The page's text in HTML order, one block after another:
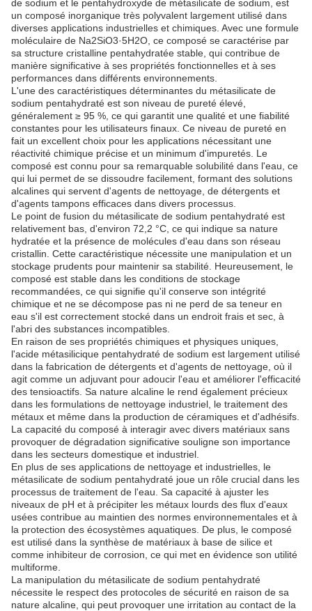
de sodium et le pentahydroxyde de métasilicate de sodium, est
un composé inorganique très polyvalent largement utilisé dans
diverses applications industrielles et chimiques. Avec une formule
moléculaire de Na2SiO3·5H2O, ce composé se caractérise par
sa structure cristalline pentahydratée stable, qui contribue de
manière significative à ses propriétés fonctionnelles et à ses
performances dans différents environnements.
L'une des caractéristiques déterminantes du métasilicate de
sodium pentahydraté est son niveau de pureté élevé,
généralement ≥ 95 %, ce qui garantit une qualité et une fiabilité
constantes pour les utilisateurs finaux. Ce niveau de pureté en
fait un excellent choix pour les applications nécessitant une
réactivité chimique précise et un minimum d'impuretés. Le
composé est connu pour sa remarquable solubilité dans l'eau, ce
qui lui permet de se dissoudre facilement, formant des solutions
alcalines qui servent d'agents de nettoyage, de détergents et
d'agents tampons efficaces dans divers processus.
Le point de fusion du métasilicate de sodium pentahydraté est
relativement bas, d'environ 72,2 °C, ce qui indique sa nature
hydratée et la présence de molécules d'eau dans son réseau
cristallin. Cette caractéristique nécessite une manipulation et un
stockage prudents pour maintenir sa stabilité. Heureusement, le
composé est stable dans les conditions de stockage
recommandées, ce qui signifie qu'il conserve son intégrité
chimique et ne se décompose pas ni ne perd de sa teneur en
eau s'il est correctement stocké dans un endroit frais et sec, à
l'abri des substances incompatibles.
En raison de ses propriétés chimiques et physiques uniques,
l'acide métasilicique pentahydraté de sodium est largement utilisé
dans la fabrication de détergents et d'agents de nettoyage, où il
agit comme un adjuvant pour adoucir l'eau et améliorer l'efficacité
des tensioactifs. Sa nature alcaline le rend également précieux
dans les formulations de nettoyage industriel, le traitement des
métaux et même dans la production de céramiques et d'adhésifs.
La capacité du composé à interagir avec divers matériaux sans
provoquer de dégradation significative souligne son importance
dans les secteurs domestique et industriel.
En plus de ses applications de nettoyage et industrielles, le
métasilicate de sodium pentahydraté joue un rôle crucial dans les
processus de traitement de l'eau. Sa capacité à ajuster les
niveaux de pH et à précipiter les métaux lourds des flux d'eaux
usées contribue au maintien des normes environnementales et à
la protection des écosystèmes aquatiques. De plus, le composé
est utilisé dans la synthèse de matériaux à base de silice et
comme inhibiteur de corrosion, ce qui met en évidence son utilité
multiforme.
La manipulation du métasilicate de sodium pentahydraté
nécessite le respect des protocoles de sécurité en raison de sa
nature alcaline, qui peut provoquer une irritation au contact de la